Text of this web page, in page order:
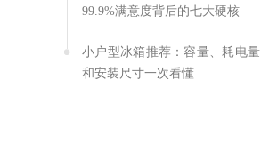
99.9%满意度背后的七大硬核
小户型冰箱推荐：容量、耗电量
和安装尺寸一次看懂